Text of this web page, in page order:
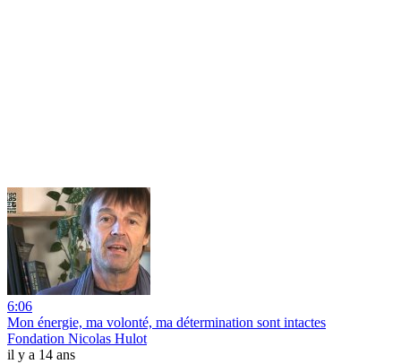
6:06
Mon énergie, ma volonté, ma détermination sont intactes
Fondation Nicolas Hulot
il y a 14 ans